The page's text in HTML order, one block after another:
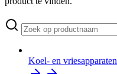
Koel- en vriesapparaten